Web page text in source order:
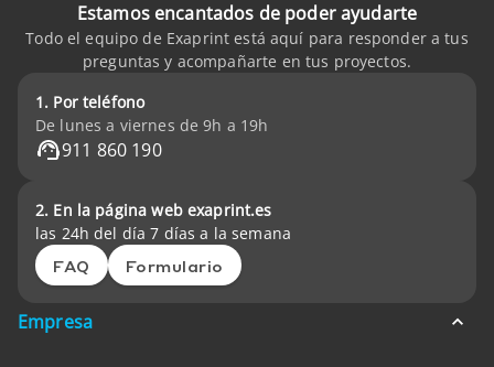
Estamos encantados de poder ayudarte
Todo el equipo de Exaprint está aquí para responder a tus
preguntas y acompañarte en tus proyectos.
1. Por teléfono
De lunes a viernes de 9h a 19h
911 860 190
2. En la página web exaprint.es
las 24h del día 7 días a la semana
FAQ Formulario
Empresa